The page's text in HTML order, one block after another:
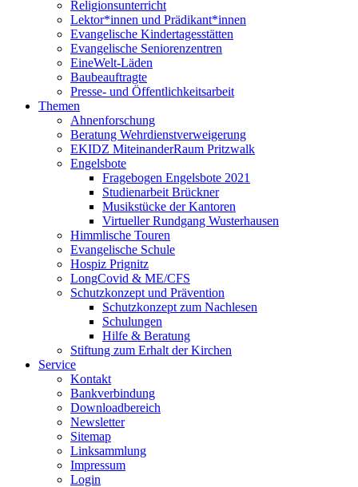
Religionsunterricht
Lektor*innen und Prädikant*innen
Evangelische Kindertagesstätten
Evangelische Seniorenzentren
EineWelt-Läden
Baubeauftragte
Presse- und Öffentlichkeitsarbeit
Themen
Ahnenforschung
Beratung Wehrdienstverweigerung
EKIDZ MiteinanderRaum Pritzwalk
Engelsbote
Fragebogen Engelsbote 2021
Studienarbeit Brückner
Musikstücke der Kantoren
Virtueller Rundgang Wusterhausen
Himmlische Touren
Evangelische Schule
Hospiz Prignitz
LongCovid & ME/CFS
Schutzkonzept und Prävention
Schutzkonzept zum Nachlesen
Schulungen
Hilfe & Beratung
Stiftung zum Erhalt der Kirchen
Service
Kontakt
Bankverbindung
Downloadbereich
Newsletter
Sitemap
Linksammlung
Impressum
Login